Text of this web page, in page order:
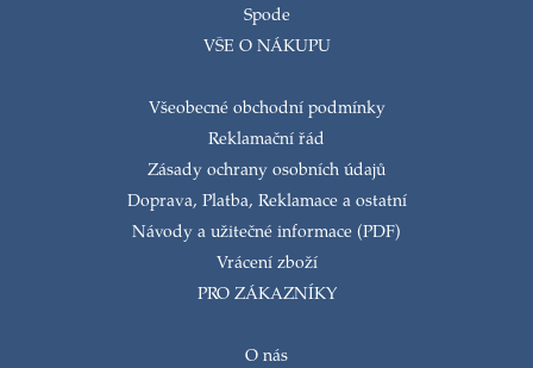
Spode
VŠE O NÁKUPU
Všeobecné obchodní podmínky
Reklamační řád
Zásady ochrany osobních údajů
Doprava, Platba, Reklamace a ostatní
Návody a užitečné informace (PDF)
Vrácení zboží
PRO ZÁKAZNÍKY
O nás